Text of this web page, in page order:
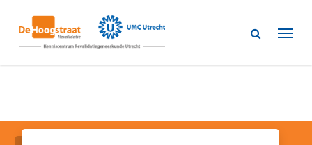
main